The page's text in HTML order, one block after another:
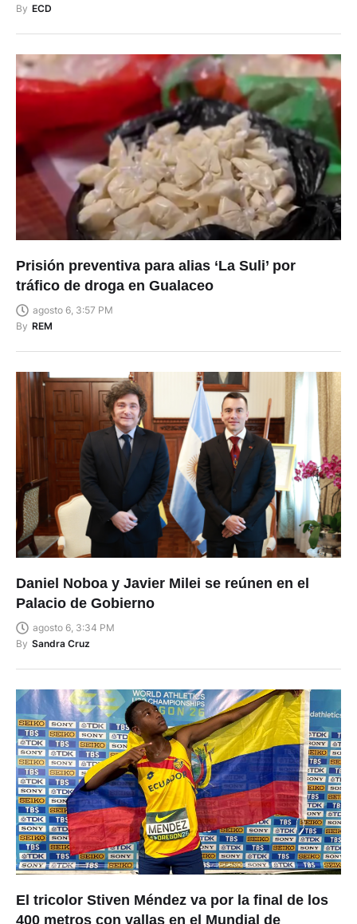
By ECD
Prisión preventiva para alias ‘La Suli’ por
tráfico de droga en Gualaceo
agosto 6, 3:57 PM
By REM
Daniel Noboa y Javier Milei se reúnen en el
Palacio de Gobierno
agosto 6, 3:34 PM
By Sandra Cruz
El tricolor Stiven Méndez va por la final de los
400 metros con vallas en el Mundial de